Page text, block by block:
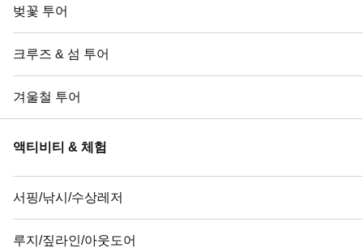
벚꽃 투어
크루즈 & 섬 투어
겨울철 투어
액티비티 & 체험
서핑/낚시/수상레저
루지/짚라인/아웃도어